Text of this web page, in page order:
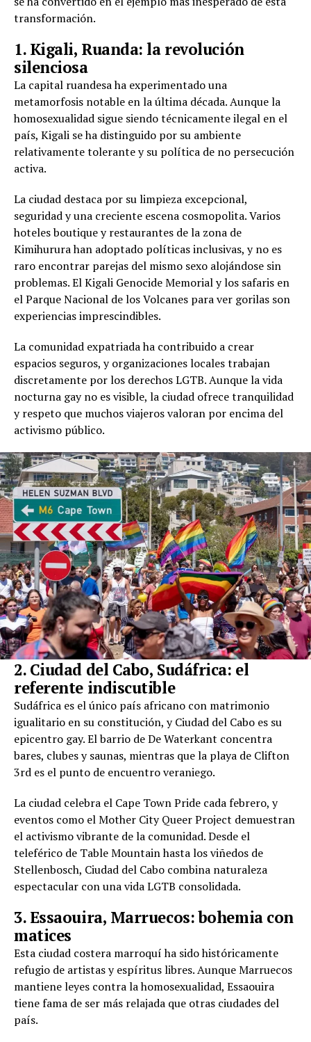
transformación.
1. Kigali, Ruanda: la revolución
silenciosa
La capital ruandesa ha experimentado una
metamorfosis notable en la última década. Aunque la
homosexualidad sigue siendo técnicamente ilegal en el
país, Kigali se ha distinguido por su ambiente
relativamente tolerante y su política de no persecución
activa.
La ciudad destaca por su limpieza excepcional,
seguridad y una creciente escena cosmopolita. Varios
hoteles boutique y restaurantes de la zona de
Kimihurura han adoptado políticas inclusivas, y no es
raro encontrar parejas del mismo sexo alojándose sin
problemas. El Kigali Genocide Memorial y los safaris en
el Parque Nacional de los Volcanes para ver gorilas son
experiencias imprescindibles.
La comunidad expatriada ha contribuido a crear
espacios seguros, y organizaciones locales trabajan
discretamente por los derechos LGTB. Aunque la vida
nocturna gay no es visible, la ciudad ofrece tranquilidad
y respeto que muchos viajeros valoran por encima del
activismo público.
2. Ciudad del Cabo, Sudáfrica: el
referente indiscutible
Sudáfrica es el único país africano con matrimonio
igualitario en su constitución, y Ciudad del Cabo es su
epicentro gay. El barrio de De Waterkant concentra
bares, clubes y saunas, mientras que la playa de Clifton
3rd es el punto de encuentro veraniego.
La ciudad celebra el Cape Town Pride cada febrero, y
eventos como el Mother City Queer Project demuestran
el activismo vibrante de la comunidad. Desde el
teleférico de Table Mountain hasta los viñedos de
Stellenbosch, Ciudad del Cabo combina naturaleza
espectacular con una vida LGTB consolidada.
3. Essaouira, Marruecos: bohemia con
matices
Esta ciudad costera marroquí ha sido históricamente
refugio de artistas y espíritus libres. Aunque Marruecos
mantiene leyes contra la homosexualidad, Essaouira
tiene fama de ser más relajada que otras ciudades del
país.